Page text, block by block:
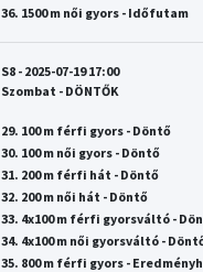
36. 1500 m női gyors - Időfutam
S8 - 2025-07-19 17:00
Szombat - DÖNTŐK
29. 100 m férfi gyors - Döntő
30. 100 m női gyors - Döntő
31. 200 m férfi hát - Döntő
32. 200 m női hát - Döntő
33. 4x100 m férfi gyorsváltó -
34. 4x100 m női gyorsváltó -
35. 800 m férfi gyors -